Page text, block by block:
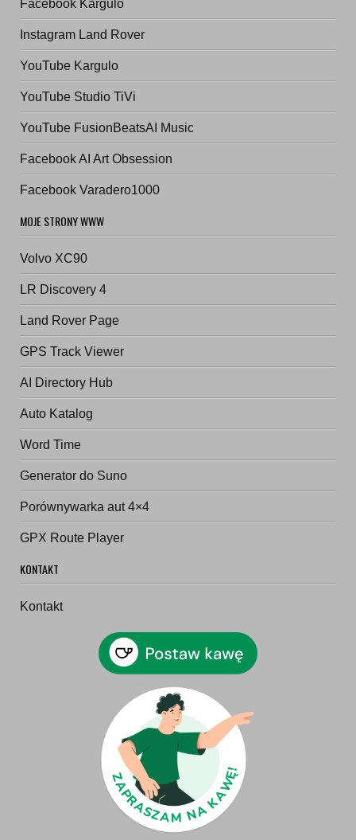
Facebook Kargulo
Instagram Land Rover
YouTube Kargulo
YouTube Studio TiVi
YouTube FusionBeatsAI Music
Facebook AI Art Obsession
Facebook Varadero1000
MOJE STRONY WWW
Volvo XC90
LR Discovery 4
Land Rover Page
GPS Track Viewer
AI Directory Hub
Auto Katalog
Word Time
Generator do Suno
Porównywarka aut 4×4
GPX Route Player
KONTAKT
Kontakt